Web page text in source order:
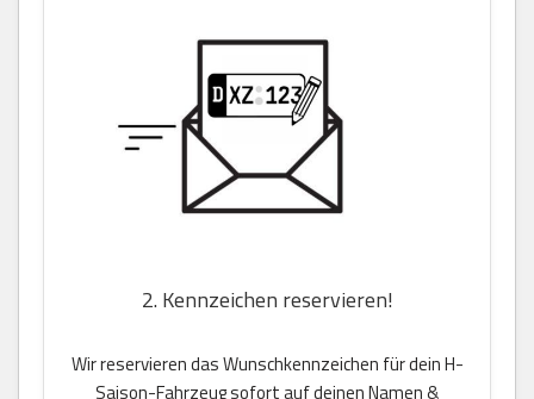
2. Kennzeichen reservieren!
Wir reservieren das Wunschkennzeichen für dein H-
Saison-Fahrzeug sofort auf deinen Namen &